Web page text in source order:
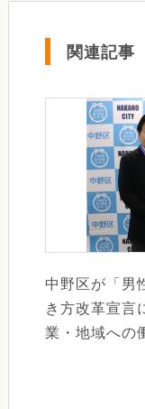
関連記事
中野区が「男
き方改革宣言
業・地域への